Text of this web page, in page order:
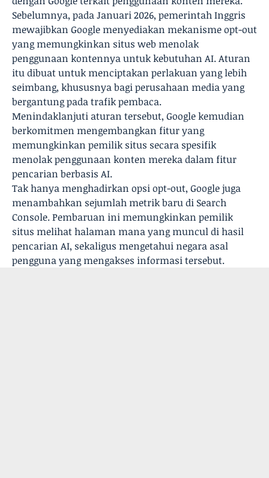
Sebelumnya, pada Januari 2026, pemerintah Inggris
mewajibkan Google menyediakan mekanisme opt-out
yang memungkinkan situs web menolak
penggunaan kontennya untuk kebutuhan AI. Aturan
itu dibuat untuk menciptakan perlakuan yang lebih
seimbang, khususnya bagi perusahaan media yang
bergantung pada trafik pembaca.
Menindaklanjuti aturan tersebut, Google kemudian
berkomitmen mengembangkan fitur yang
memungkinkan pemilik situs secara spesifik
menolak penggunaan konten mereka dalam fitur
pencarian berbasis AI.
Tak hanya menghadirkan opsi opt-out, Google juga
menambahkan sejumlah metrik baru di Search
Console. Pembaruan ini memungkinkan pemilik
situs melihat halaman mana yang muncul di hasil
pencarian AI, sekaligus mengetahui negara asal
pengguna yang mengakses informasi tersebut.